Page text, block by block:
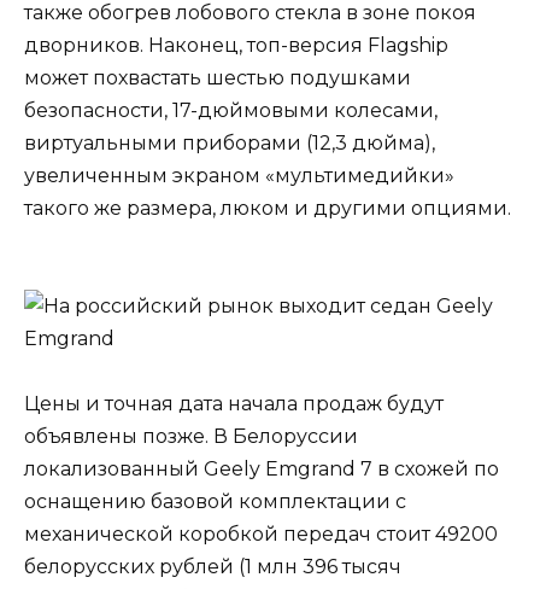
также обогрев лобового стекла в зоне покоя
дворников. Наконец, топ-версия Flagship
может похвастать шестью подушками
безопасности, 17-дюймовыми колесами,
виртуальными приборами (12,3 дюйма),
увеличенным экраном «мультимедийки»
такого же размера, люком и другими опциями.
Цены и точная дата начала продаж будут
объявлены позже. В Белоруссии
локализованный Geely Emgrand 7 в схожей по
оснащению базовой комплектации с
механической коробкой передач стоит 49200
белорусских рублей (1 млн 396 тысяч